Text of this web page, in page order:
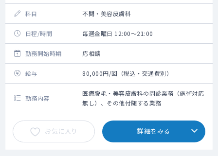
科目 不問・美容皮膚科
日程/時間 毎週金曜日 12:00～21:00
勤務開始時期 応相談
給与 80,000円/回（税込・交通費別）
勤務内容
医療脱毛・美容皮膚科の問診業務（施術対応
無し）、その他付随する業務
お気に入り 詳細をみる